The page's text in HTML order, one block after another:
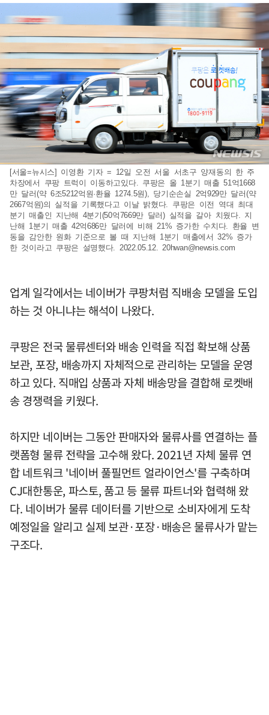
[서울=뉴시스] 이영환 기자 = 12일 오전 서울 서초구 양재동의 한 주
차장에서 쿠팡 트럭이 이동하고있다. 쿠팡은 올 1분기 매출 51억1668
만 달러(약 6조5212억원·환율 1274.5원), 당기순손실 2억929만 달러(약
2667억원)의 실적을 기록했다고 이날 밝혔다. 쿠팡은 이전 역대 최대
분기 매출인 지난해 4분기(50억7669만 달러) 실적을 갈아 치웠다. 지
난해 1분기 매출 42억686만 달러에 비해 21% 증가한 수치다. 환율 변
동을 감안한 원화 기준으로 볼 때 지난해 1분기 매출에서 32% 증가
한 것이라고 쿠팡은 설명했다. 2022.05.12.20hwan@newsis.com
업계 일각에서는 네이버가 쿠팡처럼 직배송 모델을 도입
하는 것 아니냐는 해석이 나왔다.
쿠팡은 전국 물류센터와 배송 인력을 직접 확보해 상품
보관, 포장, 배송까지 자체적으로 관리하는 모델을 운영
하고 있다. 직매입 상품과 자체 배송망을 결합해 로켓배
송 경쟁력을 키웠다.
하지만 네이버는 그동안 판매자와 물류사를 연결하는 플
랫폼형 물류 전략을 고수해 왔다. 2021년 자체 물류 연
합 네트워크 '네이버 풀필먼트 얼라이언스'를 구축하며
CJ대한통운, 파스토, 품고 등 물류 파트너와 협력해 왔
다. 네이버가 물류 데이터를 기반으로 소비자에게 도착
예정일을 알리고 실제 보관·포장·배송은 물류사가 맡는
구조다.